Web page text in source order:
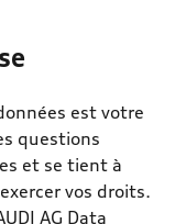
est votre
questions
et se tient à
vos droits.
AG Data